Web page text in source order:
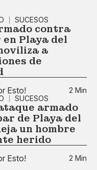
SUCESOS
contra
Playa del
a
de
Esto!
2 Min
SUCESOS
armado
de Playa del
un hombre
herido
Esto!
2 Min